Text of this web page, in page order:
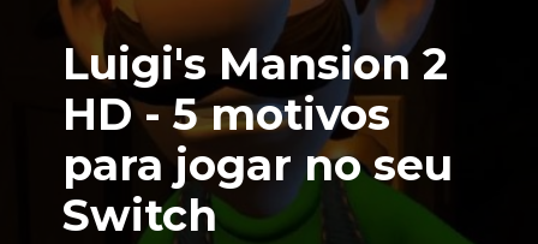
Luigi's Mansion 2
HD - 5 motivos
para jogar no seu
Switch